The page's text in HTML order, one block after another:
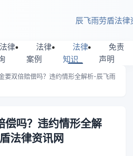
辰飞雨劳盾法律
法律
法律
案例
法律
知识
免责
声明
要双倍赔偿吗？违约情形全解析-辰飞雨
偿吗？违约情形全解
法律资讯网